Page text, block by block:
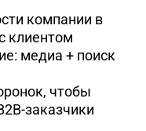
компании в
клиентом
медиа + поиск
чтобы
заказчики